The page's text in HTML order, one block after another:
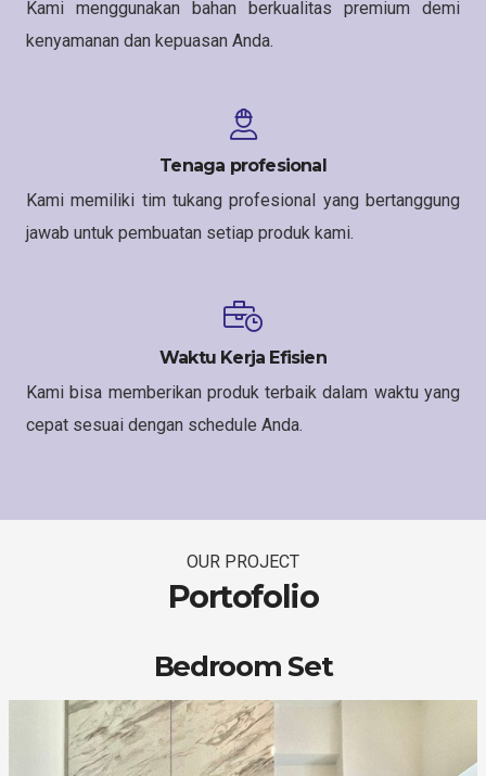
Kami menggunakan bahan berkualitas premium demi
kenyamanan dan kepuasan Anda.
Tenaga profesional
Kami memiliki tim tukang profesional yang bertanggung
jawab untuk pembuatan setiap produk kami.
Waktu Kerja Efisien
Kami bisa memberikan produk terbaik dalam waktu yang
cepat sesuai dengan schedule Anda.
OUR PROJECT
Portofolio
Bedroom Set